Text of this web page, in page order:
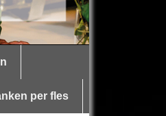
per fles